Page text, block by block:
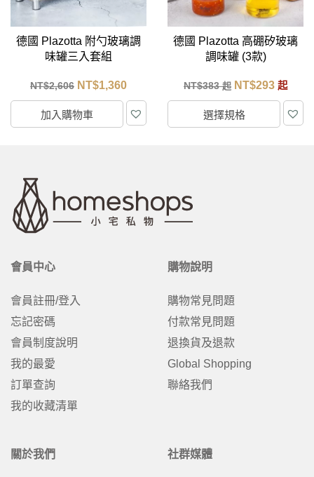
德國 Plazotta 附勺玻璃調
味罐三入套組
NT$2,606 NT$1,360
加入購物車
德國 Plazotta 高硼矽玻璃
調味罐 (3款)
NT$383起 NT$293 起
選擇規格
會員中心
會員註冊/登入
忘記密碼
會員制度說明
我的最愛
訂單查詢
我的收藏清單
購物說明
購物常見問題
付款常見問題
退換貨及退款
Global Shopping
聯絡我們
關於我們 社群媒體